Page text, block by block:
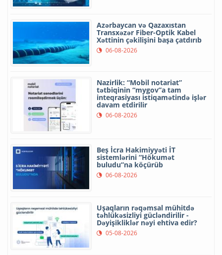
Azərbaycan və Qazaxıstan
Transxəzər Fiber-Optik Kabel
Xəttinin çəkilişini başa çatdırıb
06-08-2026
Nazirlik: “Mobil notariat”
tətbiqinin “mygov”a tam
inteqrasiyası istiqamətində işlər
davam etdirilir
06-08-2026
Beş İcra Hakimiyyəti İT
sistemlərini “Hökumət
buludu”na köçürüb
06-08-2026
Uşaqların rəqəmsal mühitdə
təhlükəsizliyi gücləndirilir -
Dəyişikliklər nəyi ehtiva edir?
05-08-2026